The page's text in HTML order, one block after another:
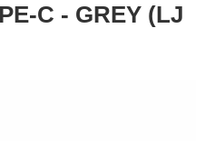
C - GREY (LJ